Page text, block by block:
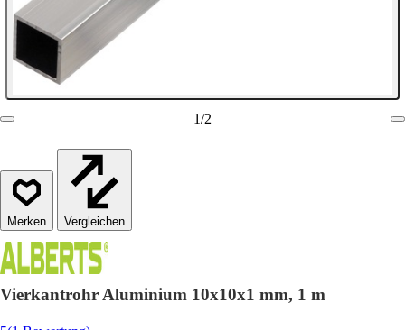
1/2
Vergleichen
Vierkantrohr Aluminium 10x10x1 mm, 1 m